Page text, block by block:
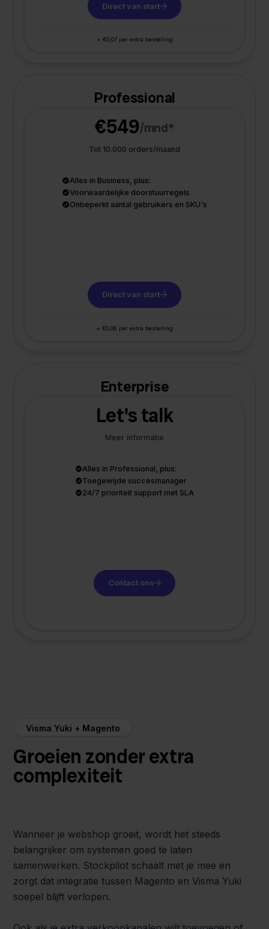
Direct van start
+ €0,07 per extra bestelling
Professional
€549/mnd*
Tot 10.000 orders/maand
Alles in Business, plus:
Voorwaardelijke doorstuurregels
Onbeperkt aantal gebruikers en SKU's
Direct van start
+ €0,06 per extra bestelling
Enterprise
Let's talk
Meer informatie
Alles in Professional, plus:
Toegewijde succesmanager
24/7 prioriteit support met SLA
Contact ons
Visma Yuki + Magento
Groeien zonder extra
complexiteit
Wanneer je webshop groeit, wordt het steeds
belangrijker om systemen goed te laten
samenwerken. Stockpilot schaalt met je mee en
zorgt dat integratie tussen Magento en Visma Yuki
soepel blijft verlopen.